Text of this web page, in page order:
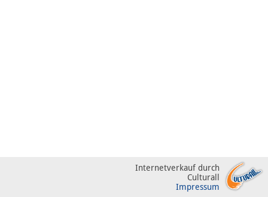
Internetverkauf durch
Culturall
Impressum